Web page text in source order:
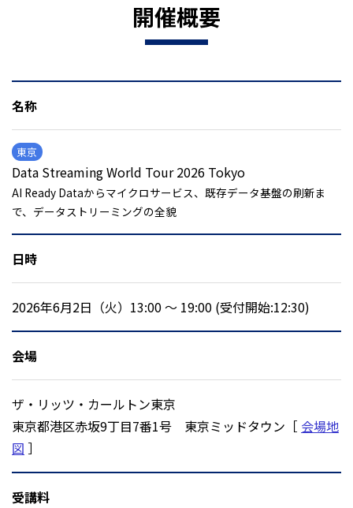
開催概要
名称
東京
Data Streaming World Tour 2026 Tokyo
AI Ready Dataからマイクロサービス、既存データ基盤の刷新ま
で、データストリーミングの全貌
日時
2026年6月2日（火）13:00 ～ 19:00 (受付開始:12:30)
会場
ザ・リッツ・カールトン東京
東京都港区赤坂9丁目7番1号 東京ミッドタウン［ 会場地
図 ］
受講料